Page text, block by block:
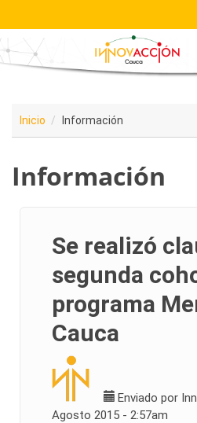
Pasar al contenido principal
Inicio Información
Información
Se realizó
segunda
programa
Cauca
Enviado por
Agosto 2015 - 2:57am